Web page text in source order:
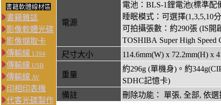
書籍軟體線材區
書籍雜誌
影像軟體光碟
影像擷取卡
傳輸線 1394
傳輸線 USB
傳輸線 AV
印相印表機
代客光碟製作
電源
電池：BLS-1鋰電池(標準配
睡眠模式：可選擇(1,3,5,10
可拍攝張數：約290張 (IS開
TOSHIBA Super High
尺寸大小
114.6mm(W) x 72.2mm(H) x
重量
約296g (單機身)。約
SDHC記憶卡)
備註
刪除功能： 單張, 全部, 依